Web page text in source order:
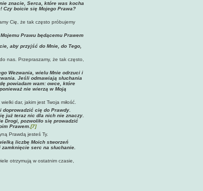
znacie, Serca, które was kocha
Czy boicie się Mojego Prawa?
Cię, że tak często próbujemy
Prawu będącemu Prawem
aby przyjść do Mnie, do Tego,
nas. Przepraszamy, że tak często,
Wezwania, wielu Mnie odrzuci i
Jeśli odmawiają słuchania
powiadam wam: owce, które
nie wierzą w Moją
dar, jakim jest Twoja miłość.
doprowadzić cię do Prawdy.
już teraz nic dla nich nie znaczy.
Drogi, pozwoliło się prowadzić
Prawem. [7]
Prawdą jesteś Ty.
liczbę Moich stworzeń
serc na słuchanie.
otrzymują w ostatnim czasie,